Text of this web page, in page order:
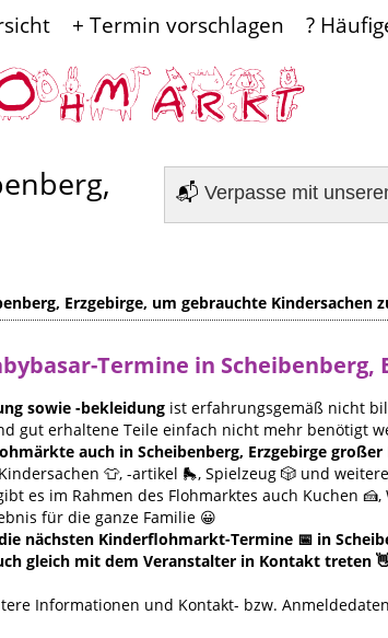
+ Termin vorschlagen ?
📬 Verpasse mit
Erzgebirge, um gebrauchte Kindersachen
Termine in Scheibenberg,
sowie -bekleidung ist erfahrungsgemäß nicht
gut erhaltene Teile einfach nicht mehr benötigt
auch in Scheibenberg, Erzgebirge
👕, -artikel 🛼, Spielzeug 🎲 und
es im Rahmen des Flohmarktes auch Kuchen
für die ganze Familie 😀
nächsten Kinderflohmarkt-Termine 📅 in
gleich mit dem Veranstalter in Kontakt treten
Informationen und Kontakt- bzw.